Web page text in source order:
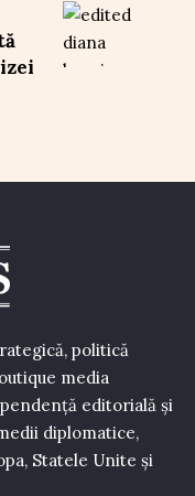
politică
media
editorială și
diplomatice,
Statele Unite și